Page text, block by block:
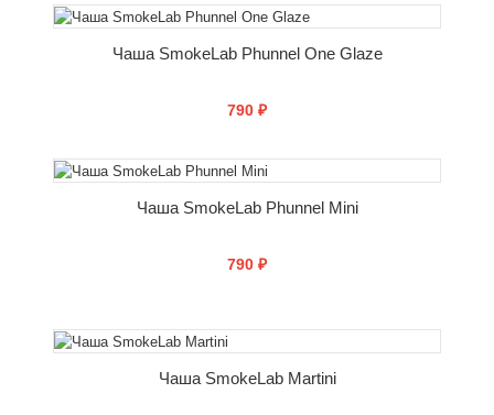
СООБЩИТЬ О ПОСТУПЛЕНИИ
Чаша SmokeLab Phunnel One Glaze
790 ₽
СООБЩИТЬ О ПОСТУПЛЕНИИ
Чаша SmokeLab Phunnel Mini
790 ₽
СООБЩИТЬ О ПОСТУПЛЕНИИ
Чаша SmokeLab Martini